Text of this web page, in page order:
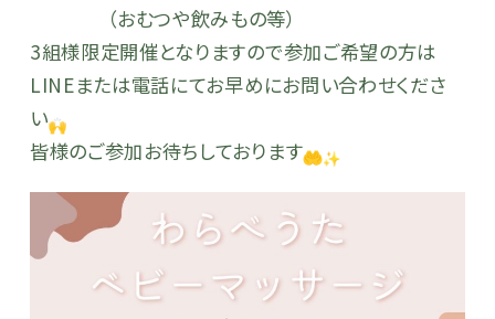
（おむつや飲みもの等）
3組様限定開催となりますので参加ご希望の方は
LINEまたは電話にてお早めにお問い合わせくださ
い
皆様のご参加お待ちしております